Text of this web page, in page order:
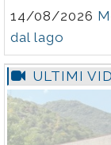
14/08/2026
dal lago
ULTIMI